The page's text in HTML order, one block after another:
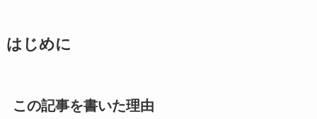
はじめに
この記事を書いた理由